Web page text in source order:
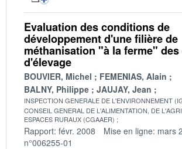
Evaluation des conditions de
développement d'une filière de
méthanisation "à la ferme"
d'élevage
BOUVIER, Michel
FEMENIAS, Alain
BALNY, Philippe
JAUJAY, Jean
INSPECTION GENERALE DE L'ENVIRONNEMENT
CONSEIL GENERAL DE L'ALIMENTATION, DE
ESPACES RURAUX (CGAAER)
Rapport: févr. 2008 Mise en ligne: mars
n°006255-01